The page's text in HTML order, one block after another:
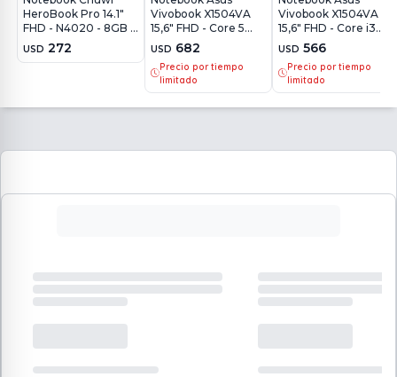
HeroBook Pro 14.1"
FHD - N4020 - 8GB -
256GB - Win11
USD 272
Vivobook X1504VA
15,6" FHD - Core 5
120U - 8Gb - 512Gb -
Win11
USD 682
Precio por tiempo
limitado
Vivobook X1504VA
15,6" FHD - Core i3
1315U - 8Gb - 512Gb -
Win11
USD 566
Precio por tiempo
limitado